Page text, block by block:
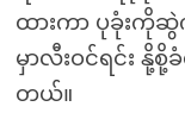
ထားကာ ပုခုံး
မှာလီးဝင်ရင်း
တယ်။